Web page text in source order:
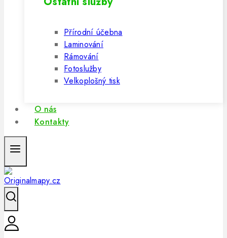
Přírodní účebna
Laminování
Rámování
Fotoslužby
Velkoplošný tisk
O nás
Kontakty